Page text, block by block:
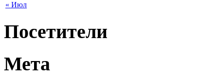
« Июл
Посетители
Мета